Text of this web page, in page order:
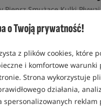
o Twoją prywatność!
z plików cookies, które
i komfortowe warunki
Strona wykorzystuje
działania,
spersonalizowanych reklam
Pieprz Smużące Kulki
1 opinia | ponad 20 osób